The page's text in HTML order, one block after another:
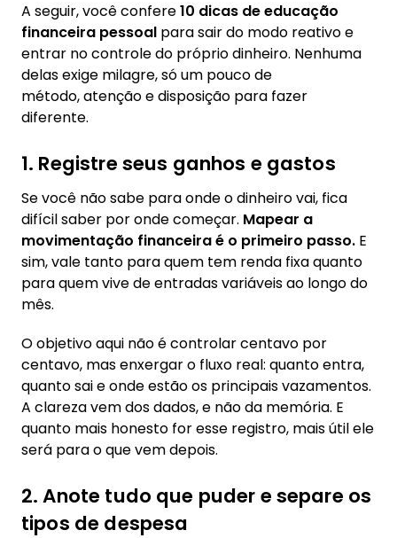
A seguir, você confere10 dicas de educação
financeira pessoal para sair do modo reativo e
entrar no controle do próprio dinheiro. Nenhuma
delas exige milagre, só um pouco de
método, atenção e disposição para fazer
diferente.
1. Registre seus ganhos e gastos
Se você não sabe para onde o dinheiro vai, fica
difícil saber por onde começar. Mapear a
movimentação financeira é o primeiro passo. E
sim, vale tanto para quem tem renda fixa quanto
para quem vive de entradas variáveis ao longo do
mês.
O objetivo aqui não é controlar centavo por
centavo, mas enxergar o fluxo real: quanto entra,
quanto sai e onde estão os principais vazamentos.
A clareza vem dos dados, e não da memória. E
quanto mais honesto for esse registro, mais útil ele
será para o que vem depois.
2. Anote tudo que puder e separe os
tipos de despesa